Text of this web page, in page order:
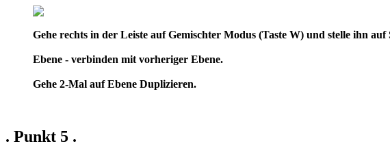
Gehe rechts in der Leiste auf Gemischter Modus (Taste W) und stelle ihn
Ebene - verbinden mit vorheriger Ebene.
Gehe 2-Mal auf Ebene Duplizieren.
. Punkt 5 .